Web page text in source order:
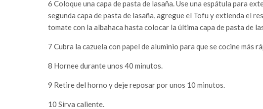
6 Coloque una capa de pasta de lasaña. Use una espátula para
segunda capa de pasta de lasaña, agregue el Tofu y extienda el
tomate con la albahaca hasta colocar la última capa de pasta de
7 Cubra la cazuela con papel de aluminio para que se cocine más
8 Hornee durante unos 40 minutos.
9 Retire del horno y deje reposar por unos 10 minutos.
10 Sirva caliente.